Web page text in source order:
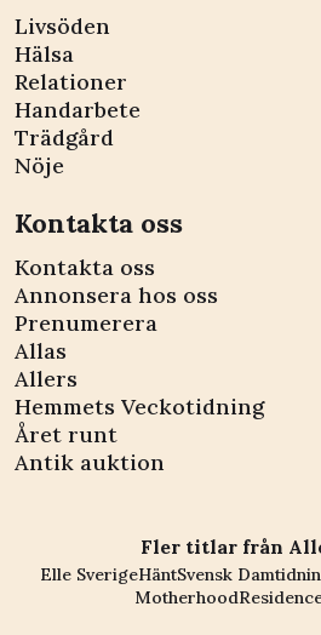
Livsöden
Hälsa
Relationer
Handarbete
Trädgård
Nöje
Kontakta oss
Kontakta oss
Annonsera hos oss
Prenumerera
Allas
Allers
Hemmets Veckotidning
Året runt
Antik auktion
Fler titlar från
Elle SverigeHäntSvensk
Motherhood